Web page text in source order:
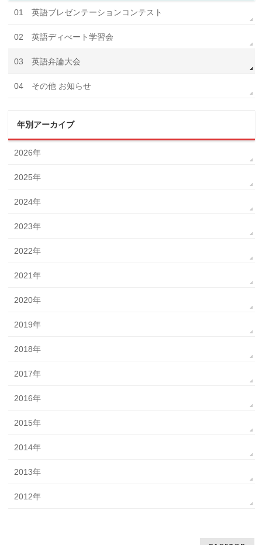
01 英語ブレゼンテーションコンテスト
02 英語ディべート学習会
03 英語弁論大会
04 その他 お知らせ
年別アーカイブ
2026年
2025年
2024年
2023年
2022年
2021年
2020年
2019年
2018年
2017年
2016年
2015年
2014年
2013年
2012年